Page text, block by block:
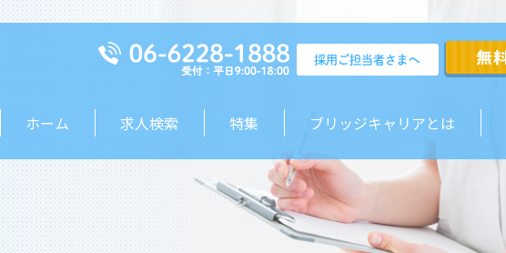
ホーム 求人検索 特集 ブリッジキャリアとは